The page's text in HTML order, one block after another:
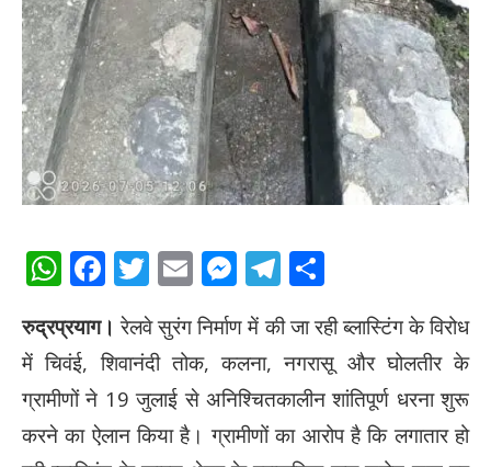
WhatsApp
Facebook
Twitter
EmailMessenger
Telegram
रुद्रप्रयाग। रेलवे सुरंग निर्माण में की जा रही ब्लास्टिंग के विरोध
में चिवंई, शिवानंदी तोक, कलना, नगरासू और घोलतीर के
ग्रामीणों ने 19 जुलाई से अनिश्चितकालीन शांतिपूर्ण धरना शुरू
करने का ऐलान किया है। ग्रामीणों का आरोप है कि लगातार हो